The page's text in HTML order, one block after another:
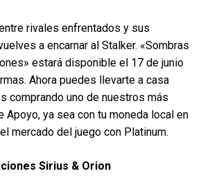
rivales enfrentados y sus
a encarnar al Stalker. «Sombras
estará disponible el 17 de junio
Ahora puedes llevarte a casa
comprando uno de nuestros más
Apoyo, ya sea con tu moneda local en
mercado del juego con Platinum.
Sirius & Orion